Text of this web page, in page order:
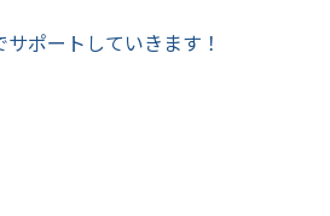
ポートしていきます！